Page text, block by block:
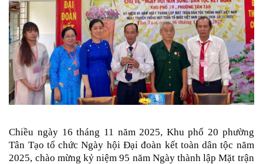
Chiều ngày 16 tháng 11 năm 2025, Khu phố 20 phường
Tân Tạo tổ chức Ngày hội Đại đoàn kết toàn dân tộc năm
2025, chào mừng kỷ niệm 95 năm Ngày thành lập Mặt trận